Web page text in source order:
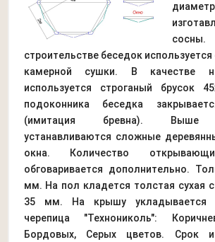
строительстве беседок
камерной сушки. В качестве
используется строганый брусок
подоконника беседка
(имитация бревна). Выше
устанавливаются сложные
окна. Количество
обговаривается дополнительно.
мм. На пол кладется толстая сухая
35 мм. На крышу укладывается
черепица "Технониколь":
Бордовых, Серых цветов. Срок